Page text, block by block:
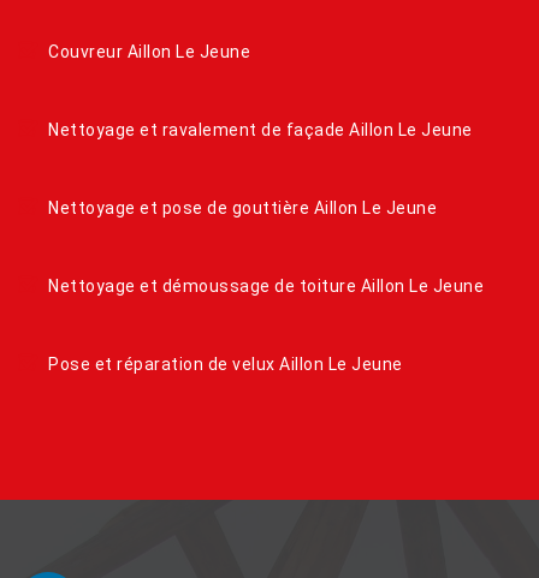
Couvreur Aillon Le Jeune
Nettoyage et ravalement de façade Aillon Le Jeune
Nettoyage et pose de gouttière Aillon Le Jeune
Nettoyage et démoussage de toiture Aillon Le Jeune
Pose et réparation de velux Aillon Le Jeune